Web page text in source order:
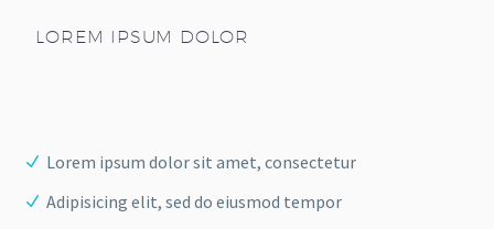
LOREM IPSUM DOLOR
Lorem ipsum dolor sit amet, consectetur
Adipisicing elit, sed do eiusmod tempor